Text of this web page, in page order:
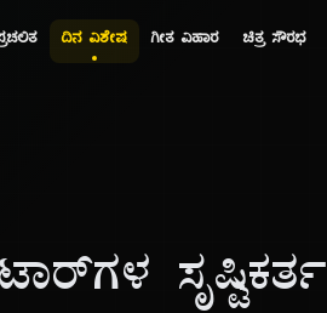
ದಿನ ವಿಶೇಷ ಗೀತ ವಿಹಾರ ಚಿತ್ರ ಸೌರಭ
ಸೃಷ್ಟಿಕರ್ತ